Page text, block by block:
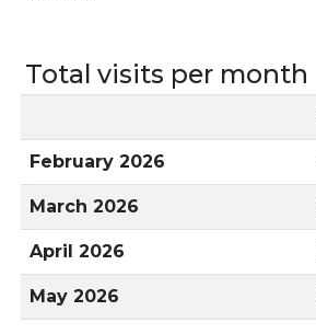
Total visits per month
February 2026
March 2026
April 2026
May 2026